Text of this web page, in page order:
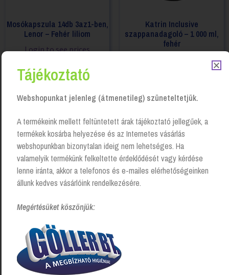
Mosókapszula 14db 3az1-ben,
Lenor – Fehér liliom
Login to see prices
Katrin Inclusive
szappanadagoló – 1 000 ml,
fehér
Toalettpapír adagoló,
Katrin
Login to see prices
Tájékoztató
Webshopunkat jelenleg (átmenetileg) szüneteltetjük.
A termékeink mellett feltüntetett árak tájékoztató jellegűek, a
termékek kosárba helyezése és az Internetes vásárlás
webshopunkban bizonytalan ideig nem lehetséges. Ha
valamelyik termékünk felkeltette érdeklődését vagy kérdése
lenne iránta, akkor a telefonos és e-mailes elérhetőségeinken
állunk kedves vásárlóink rendelkezésére.
Megértésüket köszönjük: